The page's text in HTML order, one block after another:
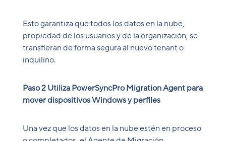
Esto garantiza que todos los datos en la nube,
propiedad de los usuarios y de la organización, se
transfieran de forma segura al nuevo tenant o
inquilino.
Paso 2 Utiliza PowerSyncPro Migration Agent para
mover dispositivos Windows y perfiles
Una vez que los datos en la nube estén en proceso